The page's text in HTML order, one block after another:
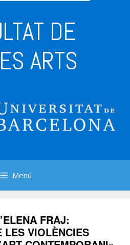
DE
ARTS
Menú
FRAJ:
LES VIOLÈNCIES